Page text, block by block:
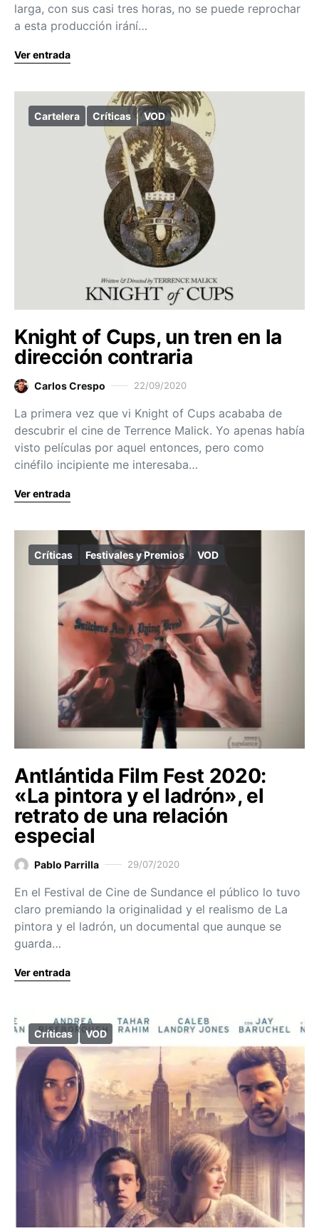
larga, con sus casi tres horas, no se puede reprochar
a esta producción irání…
Ver entrada
Cartelera Críticas VOD
Knight of Cups, un tren en la
dirección contraria
Carlos Crespo 22/09/2020
La primera vez que vi Knight of Cups acababa de
descubrir el cine de Terrence Malick. Yo apenas había
visto películas por aquel entonces, pero como
cinéfilo incipiente me interesaba…
Ver entrada
Críticas Festivales y Premios VOD
Antlántida Film Fest 2020:
«La pintora y el ladrón», el
retrato de una relación
especial
Pablo Parrilla 29/07/2020
En el Festival de Cine de Sundance el público lo tuvo
claro premiando la originalidad y el realismo de La
pintora y el ladrón, un documental que aunque se
guarda…
Ver entrada
Críticas VOD